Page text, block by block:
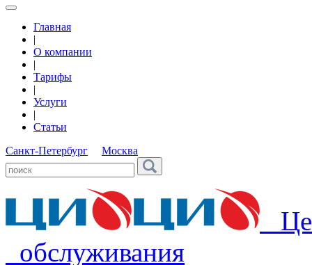
Главная
|
О компании
|
Тарифы
|
Услуги
|
Статьи
Санкт-Петербург
Москва
обслуживания